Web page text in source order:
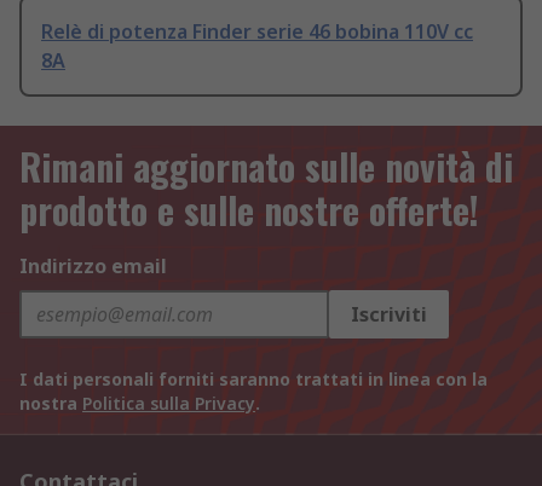
Relè di potenza Finder serie 46 bobina 110V cc
8A
Rimani aggiornato sulle novità di
prodotto e sulle nostre offerte!
Indirizzo email
Iscriviti
I dati personali forniti saranno trattati in linea con la
nostra Politica sulla Privacy.